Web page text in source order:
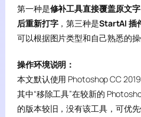
第一种是修补工具直接覆盖原文字
后重新打字，第三种是StartAI 插
可以根据图片类型和自己熟悉的操
操作环境说明：
本文默认使用 Photoshop CC 2019
其中“移除工具”在较新的
的版本较旧，没有该工具，可优